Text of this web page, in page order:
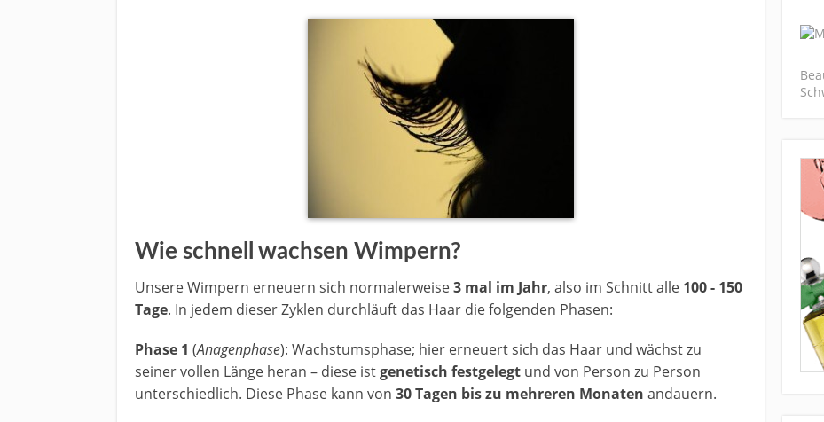
Wie schnell wachsen Wimpern?
Unsere Wimpern erneuern sich normalerweise3 mal im Jahr, also im Schnitt alle 100 - 150
Tage. In jedem dieser Zyklen durchläuft das Haar die folgenden Phasen:
Phase 1 (Anagenphase): Wachstumsphase; hier erneuert sich das Haar und wächst zu
seiner vollen Länge heran – diese istgenetisch festgelegt und von Person zu Person
unterschiedlich. Diese Phase kann von 30 Tagen bis zu mehreren Monaten andauern.